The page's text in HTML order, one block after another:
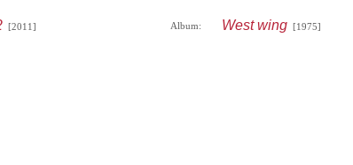
[2011] Album: West wing[1975]